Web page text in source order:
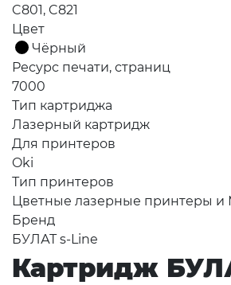
C801, C821
Цвет
Чёрный
Ресурс печати, страниц
7000
Тип картриджа
Лазерный картридж
Для принтеров
Oki
Тип принтеров
Цветные лазерные принтеры
Бренд
БУЛАТ s-Line
Картридж